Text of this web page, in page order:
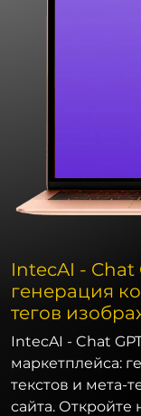
IntecAI - Chat
генерация
тегов
IntecAI - Chat
маркетплейса:
текстов и мета-
сайта.